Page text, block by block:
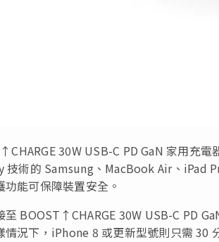
30W USB-C PD GaN 家用充
技術的 Samsung、MacBook Air、iPad
功能可保障裝置安全。
至 BOOST↑CHARGE 30W USB-C PD
情況下，iPhone 8 或更新型號則只需 30